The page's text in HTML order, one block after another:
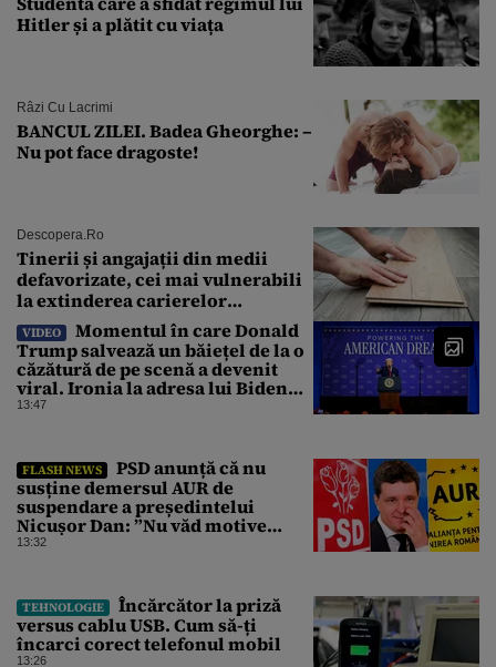
Hitler și a plătit cu viața
Râzi Cu Lacrimi
BANCUL ZILEI. Badea Gheorghe: –
Nu pot face dragoste!
Descopera.ro
Tinerii și angajații din medii
defavorizate, cei mai vulnerabili
la extinderea carierelor
profesionale
VIDEO
Momentul în care Donald
Trump salvează un băiețel de la o
căzătură de pe scenă a devenit
viral. Ironia la adresa lui Biden
care a stârnit râsete
13:47
FLASH NEWS
PSD anunță că nu
susține demersul AUR de
suspendare a președintelui
Nicușor Dan: ”Nu văd motive
pentru care președintele ar trebui
13:32
TEHNOLOGIE
Încărcător la priză
versus cablu USB. Cum să-ți
încarci corect telefonul mobil
13:26